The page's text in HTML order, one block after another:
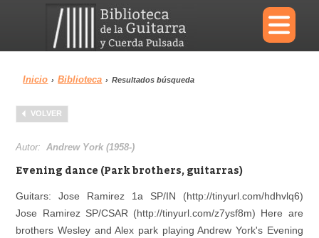
×
Menu
Biblioteca
Área personal Reproductor
Inicio › Biblioteca › Resultados búsqueda
VOLVER
Autor:Andrew York (1958-)
Evening dance (Park brothers, guitarras)
Guitars: Jose Ramirez 1a SP/IN (http://tinyurl.com/hdhvlq6)
Jose Ramirez SP/CSAR (http://tinyurl.com/z7ysf8m) Here are
brothers Wesley and Alex park playing Andrew York's Evening